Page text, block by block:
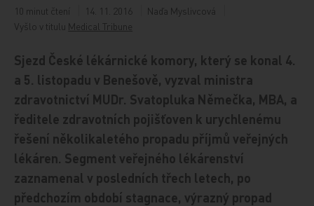
10 minut čtení 14. 11. 2016
Naďa Myslivcová
Vyšlo v titulu Medical Tribune
Sjezd České lékárnické komory, který se konal 4.
a 5. listopadu v Benešově, vyzval ministra
zdravotnictví MUDr. Svatopluka Němečka, MBA, a
ředitele zdravotních pojišťoven k urychlenému
řešení několikaletého propadu příjmů veřejných
lékáren. Segment veřejného lékárenství
zaznamenal v posledních třech letech, po
předchozím období stagnace, výrazný propad